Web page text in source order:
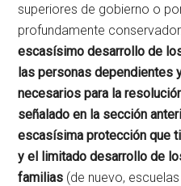
superiores de gobierno o
profundamente
escasísimo desarrollo de
las personas dependientes
necesarios para la
señalado en la sección
escasísima protección que
y el limitado desarrollo de
familias (de nuevo,